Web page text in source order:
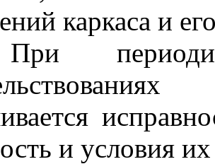
каркаса и
и условия